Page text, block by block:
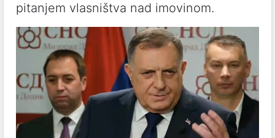
pitanjem vlasništva nad imovinom.